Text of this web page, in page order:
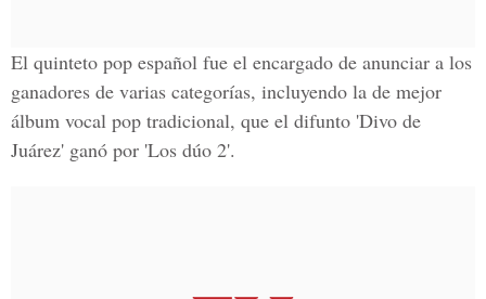
El quinteto pop español fue el encargado de anunciar a los
ganadores de varias categorías, incluyendo la de mejor
álbum vocal pop tradicional, que el difunto 'Divo de
Juárez' ganó por 'Los dúo 2'.